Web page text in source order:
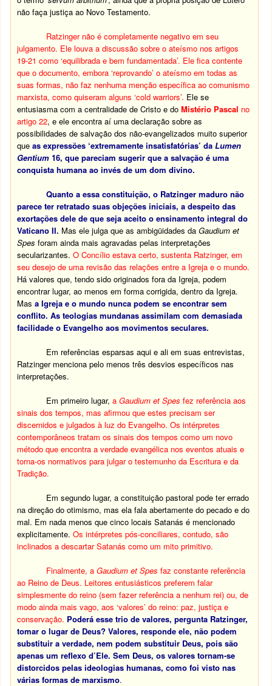
não faça justiça ao Novo Testamento.
Ratzinger não é completamente negativo em seu
julgamento. Ele louva a discussão sobre o ateísmo nos artigos
19-21 como ‘equilibrada e bem fundamentada’. Ele fica contente
que o documento, embora ‘reprovando’ o ateísmo em todas as
suas formas, não faz nenhuma menção específica ao comunismo
marxista, como quiseram alguns ‘cold warriors’. Ele se
entusiasma com a centralidade de Cristo e doMistério Pascal no
artigo 22, e ele encontra aí uma declaração sobre as
possibilidades de salvação dos não-evangelizados muito superior
queas expressões ‘extremamente insatisfatórias’ daLumen
Gentium16, que pareciam sugerir que a salvação é uma
conquista humana ao invés de um dom divino.
Quanto a essa constituição, o Ratzinger maduro não
parece ter retratado suas objeções iniciais, a despeito das
exortações dele de que seja aceito o ensinamento integral do
Vaticano II. Mas ele julga que as ambigüidades daGaudium et
Spesforam ainda mais agravadas pelas interpretações
secularizantes. O Concílio estava certo, sustenta Ratzinger, em
seu desejo de uma revisão das relações entre a Igreja e o mundo.
Há valores que, tendo sido originados fora da Igreja, podem
encontrar lugar, ao menos em forma corrigida, dentro da Igreja.
Masa Igreja e o mundo nunca podem se encontrar sem
conflito. As teologias mundanas assimilam com demasiada
facilidade o Evangelho aos movimentos seculares.
Em referências esparsas aqui e ali em suas entrevistas,
Ratzinger menciona pelo menos três desvios específicos nas
interpretações.
Em primeiro lugar, a Gaudium et Spes fez referência aos
sinais dos tempos, mas afirmou que estes precisam ser
discernidos e julgados à luz do Evangelho. Os intérpretes
contemporâneos tratam os sinais dos tempos como um novo
método que encontra a verdade evangélica nos eventos atuais e
torna-os normativos para julgar o testemunho da Escritura e da
Tradição.
Em segundo lugar, a constituição pastoral pode ter errado
na direção do otimismo, mas ela fala abertamente do pecado e do
mal. Em nada menos que cinco locais Satanás é mencionado
explicitamente.Os intérpretes pós-conciliares, contudo, são
inclinados a descartar Satanás como um mito primitivo.
Finalmente, a Gaudium et Spes faz constante referência
ao Reino de Deus. Leitores entusiásticos preferem falar
simplesmente do reino (sem fazer referência a nenhum rei) ou, de
modo ainda mais vago, aos ‘valores’ do reino: paz, justiça e
conservação. Poderá esse trio de valores, pergunta Ratzinger,
tomar o lugar de Deus? Valores, responde ele, não podem
substituir a verdade, nem podem substituir Deus, pois são
apenas um reflexo d’Ele. Sem Deus, os valores tornam-se
distorcidos pelas ideologias humanas, como foi visto nas
várias formas de marxismo.